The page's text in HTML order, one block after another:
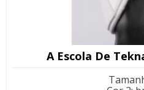
A Escola De